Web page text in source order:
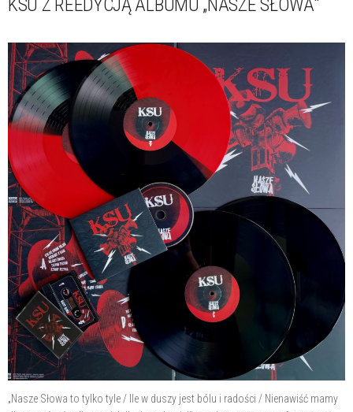
KSU Z REEDYCJĄ ALBUMU „NASZE SŁOWA"
„Nasze Słowa to tylko tyle / Ile w duszy jest bólu i radości / Nienawiść mamy